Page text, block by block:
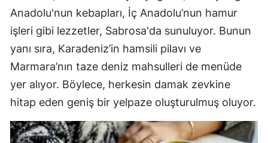
Anadolu'nun kebapları, İç Anadolu’nun hamur
işleri gibi lezzetler, Sabrosa'da sunuluyor. Bunun
yanı sıra, Karadeniz’in hamsili pilavı ve
Marmara’nın taze deniz mahsulleri de menüde
yer alıyor. Böylece, herkesin damak zevkine
hitap eden geniş bir yelpaze oluşturulmuş oluyor.